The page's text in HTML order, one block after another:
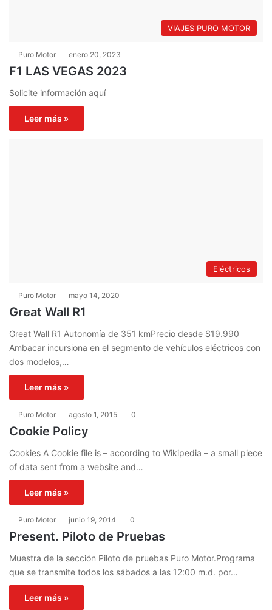
VIAJES PURO MOTOR
Puro Motor enero 20, 2023
F1 LAS VEGAS 2023
Solicite información aquí
Leer más »
Eléctricos
Puro Motor mayo 14, 2020
Great Wall R1
Great Wall R1 Autonomía de 351 kmPrecio desde $19.990
Ambacar incursiona en el segmento de vehículos eléctricos con
dos modelos,…
Leer más »
Puro Motor agosto 1, 2015 0
Cookie Policy
Cookies A Cookie file is – according to Wikipedia – a small piece
of data sent from a website and…
Leer más »
Puro Motor junio 19, 2014 0
Present. Piloto de Pruebas
Muestra de la sección Piloto de pruebas Puro Motor.Programa
que se transmite todos los sábados a las 12:00 m.d. por…
Leer más »